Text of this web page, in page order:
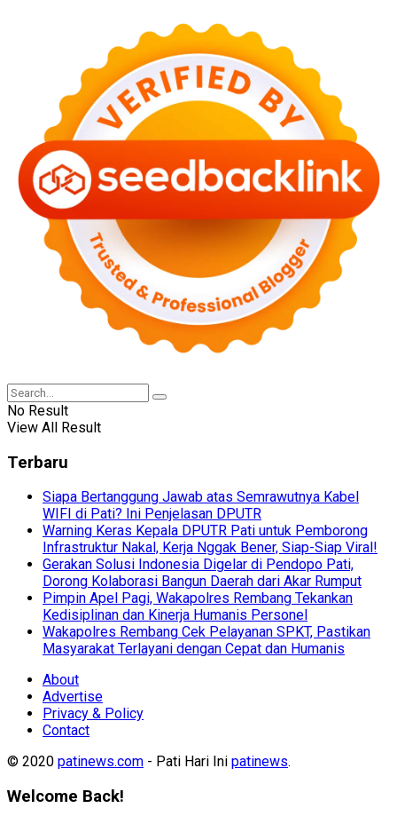
No Result
View All Result
Terbaru
Siapa Bertanggung Jawab atas Semrawutnya Kabel
WIFI di Pati? Ini Penjelasan DPUTR
Warning Keras Kepala DPUTR Pati untuk Pemborong
Infrastruktur Nakal, Kerja Nggak Bener, Siap-Siap Viral!
Gerakan Solusi Indonesia Digelar di Pendopo Pati,
Dorong Kolaborasi Bangun Daerah dari Akar Rumput
Pimpin Apel Pagi, Wakapolres Rembang Tekankan
Kedisiplinan dan Kinerja Humanis Personel
Wakapolres Rembang Cek Pelayanan SPKT, Pastikan
Masyarakat Terlayani dengan Cepat dan Humanis
About
Advertise
Privacy & Policy
Contact
© 2020 patinews.com - Pati Hari Ini patinews.
Welcome Back!